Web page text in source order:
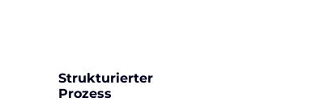
Strukturierter
Prozess